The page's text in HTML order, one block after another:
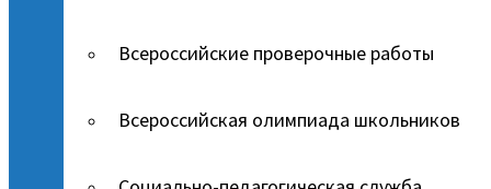
Всероссийские проверочные работы
Всероссийская олимпиада школьников